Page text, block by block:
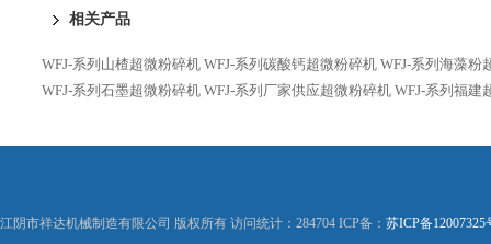
相关产品
WFJ-系列山楂超微粉碎机 WFJ-系列碳酸钙超微粉碎机 WFJ-系列海藻粉
WFJ-系列石墨超微粉碎机 WFJ-系列厂家供应超微粉碎机 WFJ-系列福建
江阴市祥达机械制造有限公司 版权所有 访问统计：284704 ICP备： 苏ICP备12007325